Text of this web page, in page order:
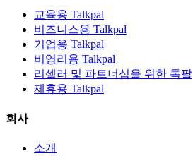
교육용 Talkpal
비즈니스용 Talkpal
기업용 Talkpal
비영리용 Talkpal
리셀러 및 파트너십을 위한 톡팔
제휴용 Talkpal
회사
소개